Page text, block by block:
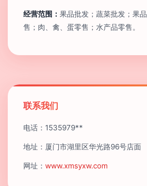
经营范围： 果品批发；蔬菜批发；果
售；肉、禽、蛋零售；水产品零售。
联系我们
电话：1535979**
地址：厦门市湖里区华光路96号店面
网址： www.xmsyxw.com